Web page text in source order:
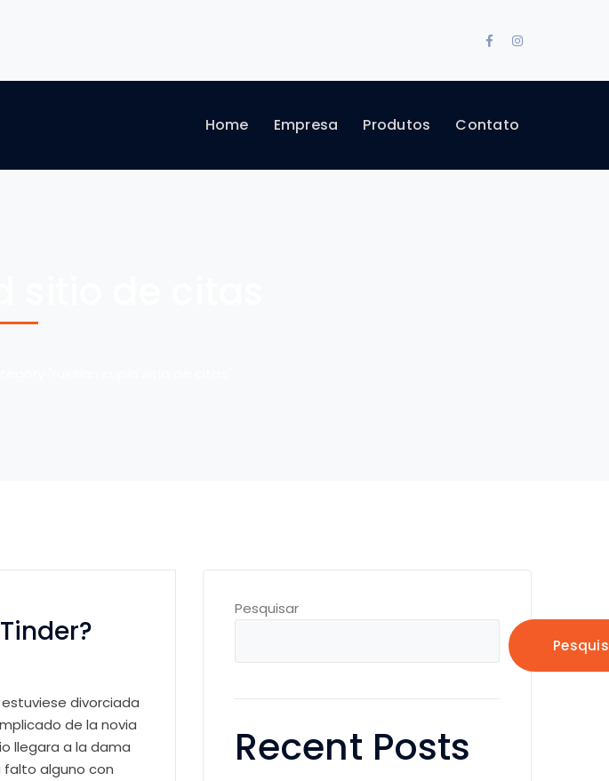
FacebookInstagram
Home Empresa Produtos Contato
divorciada
de la novia
llegara a la dama
falto alguno con
Pesquisar
Recent Posts